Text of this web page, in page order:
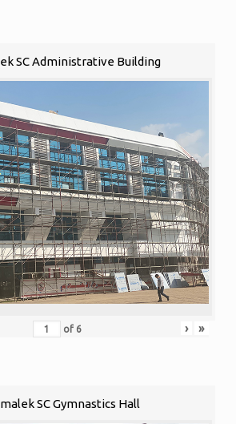
SC Administrative Building
of 6 › »
SC Gymnastics Hall